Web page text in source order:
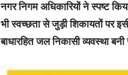
नगर निगम अधिकारियों ने स्पष्ट
भी स्वच्छता से जुड़ी शिकायतों पर
बाधारहित जल निकासी व्यवस्था बनी